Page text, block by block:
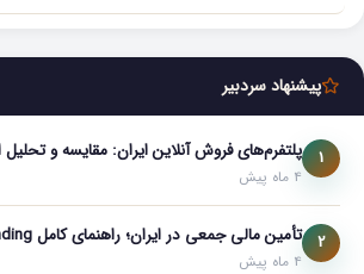
پیشنهاد سردبیر
1 پلتفرم‌های فروش آنلاین ایران: مقایسه و
4 ماه پیش
2 تأمین مالی جمعی در ایران؛ راهنمای کامل Crowdfunding برای ا...
4 ماه پیش